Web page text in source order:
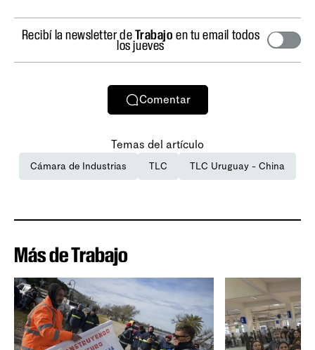
Recibí la newsletter deTrabajo en tu email todos
los jueves
Comentar
Temas del artículo
Cámara de Industrias TLC TLC Uruguay - China
Más de Trabajo